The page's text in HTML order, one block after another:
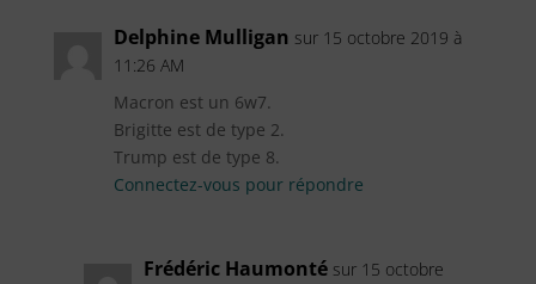
Delphine Mulligan sur 15 octobre 2019 à
11:26 AM
Macron est un 6w7.
Brigitte est de type 2.
Trump est de type 8.
Connectez-vous pour répondre
Frédéric Haumonté sur 15 octobre